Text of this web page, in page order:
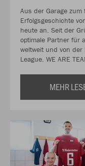
Aus der Garage
Erfolgsgeschichte
heute an. Seit der
optimale Partner für
weltweit und von
League. WE ARE
MEHR